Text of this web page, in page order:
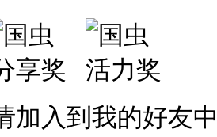
加入到我的好友